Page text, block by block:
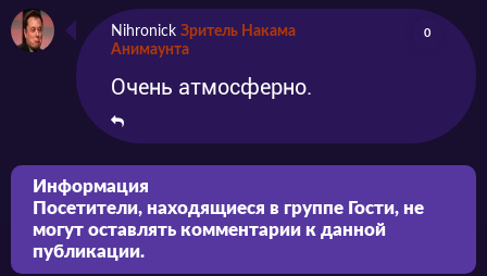
Nihronick Зритель Накама
Анимаунта
0
Очень атмосферно.
Информация
Посетители, находящиеся в группе Гости, не
могут оставлять комментарии к данной
публикации.